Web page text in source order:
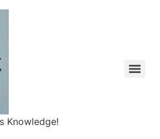
Knowledge!